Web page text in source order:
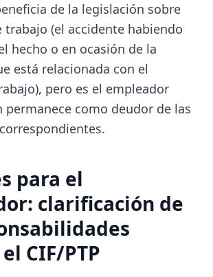
de la legislación sobre
trabajo (el accidente habiendo
hecho o en ocasión de la
está relacionada con el
pero es el empleador
como deudor de las
para el
clarificación de
CIF/PTP